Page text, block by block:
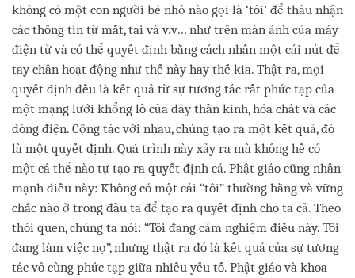
không có một con người bé nhỏ nào gọi là ‘tôi’ để thâu nhận
các thông tin từ mắt, tai và v.v… như trên màn ảnh của máy
điện tử và có thể quyết định bằng cách nhấn một cái nút để
tay chân hoạt động như thế này hay thế kia. Thật ra, mọi
quyết định đều là kết quả từ sự tương tác rất phức tạp của
một mạng lưới khổng lồ của dây thần kinh, hóa chất và các
dòng điện. Cộng tác với nhau, chúng tạo ra một kết quả, đó
là một quyết định. Quá trình này xảy ra mà không hề có
một cá thể nào tự tạo ra quyết định cả. Phật giáo cũng nhấn
mạnh điều này: Không có một cái “tôi” thường hằng và vững
chắc nào ở trong đầu ta để tạo ra quyết định cho ta cả. Theo
thói quen, chúng ta nói: “Tôi đang cảm nghiệm điều này. Tôi
đang làm việc nọ”, nhưng thật ra đó là kết quả của sự tương
tác vô cùng phức tạp giữa nhiều yếu tố. Phật giáo và khoa